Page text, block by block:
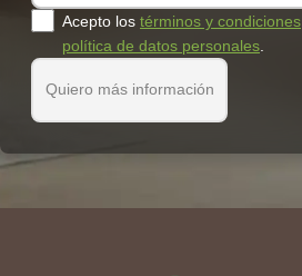
Acepto los términos y condiciones
política de datos personales
Quiero más información